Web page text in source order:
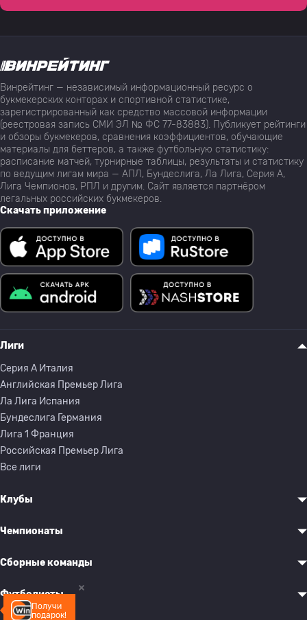
Получи
подарок!
Винрейтинг — независимый информационный ресурс о
букмекерских конторах и спортивной статистике,
зарегистрированный как средство массовой информации
(реестровая запись СМИ ЭЛ № ФС 77-83883). Публикует рейтинги
и обзоры букмекеров, сравнения коэффициентов, обучающие
материалы для беттеров, а также футбольную статистику:
расписание матчей, турнирные таблицы, результаты и статистику
по ведущим лигам мира — АПЛ, Бундеслига, Ла Лига, Серия А,
Лига Чемпионов, РПЛ и другим. Сайт является партнёром
легальных российских букмекеров.
Скачать приложение
Лиги
Серия A Италия
Английская Премьер Лига
Ла Лига Испания
Бундеслига Германия
Лига 1 Франция
Российская Премьер Лига
Все лиги
Клубы
Чемпионаты
Сборные команды
Футболисты